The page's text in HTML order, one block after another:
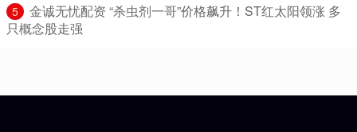
5
​金诚无忧配资 “杀虫剂一哥”价格飙升！ST红太阳领涨 多
只概念股走强